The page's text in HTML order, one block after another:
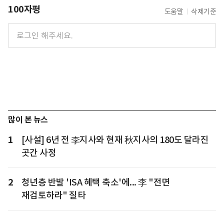
100자평 도움말 삭제기준
많이 본 뉴스
1
[사설] 6년 전 李지사와 현재 秋지사의 180도 달라진
곳간 사정
2
청년층 반발 'ISA 혜택 축소'에... 李 "전면
재검토하라" 질타